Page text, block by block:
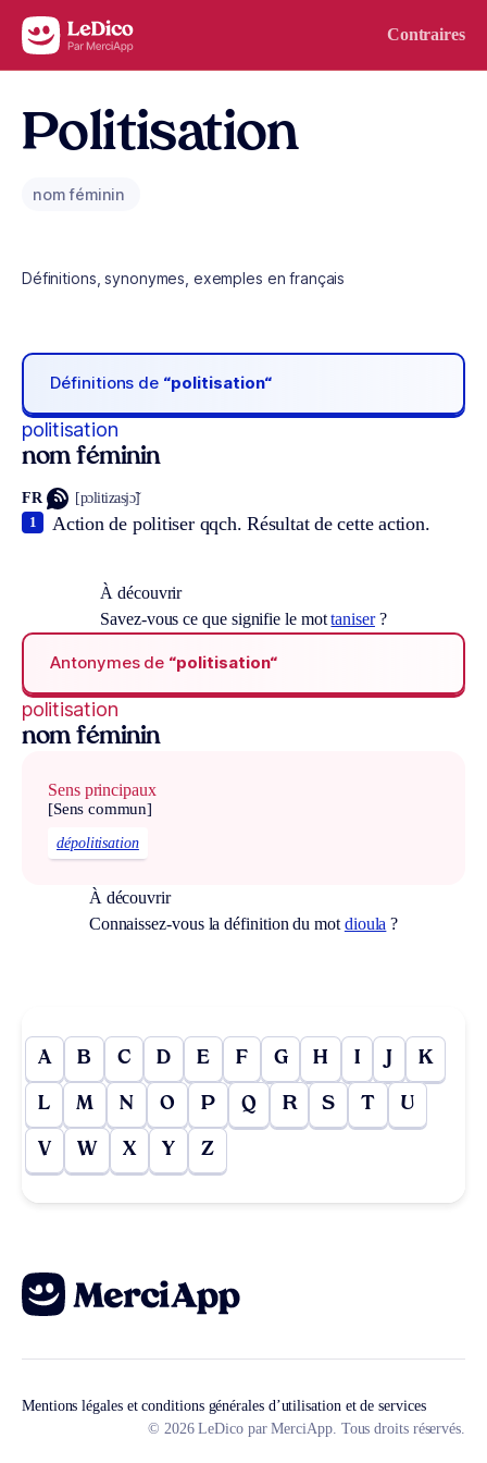
Aller au contenu Contraires
Politisation
nom féminin
Définitions, synonymes, exemples en français
Définitions de “politisation“
politisation
nom féminin
FR [pɔlitizasjɔ̃]
Action de politiser qqch. Résultat de cette action.
1
À découvrir
Savez-vous ce que signifie le mottaniser?
Antonymes de “politisation“
politisation
nom féminin
Sens principaux
[Sens commun]
dépolitisation
À découvrir
Connaissez-vous la définition du mot dioula ?
A B C D E F G H I J K
L M N O P Q R S T U
V W X Y Z
Mentions légales et conditions générales d’utilisation et de services
© 2026 LeDico par MerciApp. Tous droits réservés.